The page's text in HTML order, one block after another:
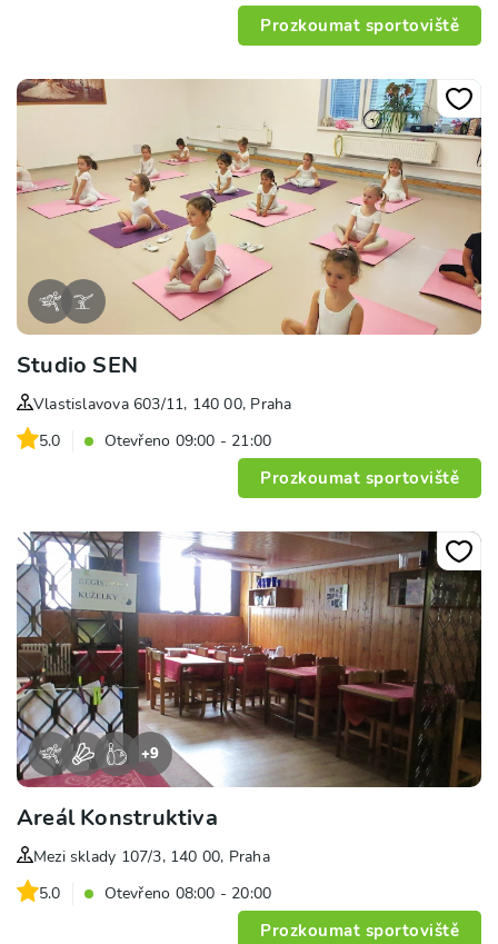
Prozkoumat sportoviště
Studio SEN
Vlastislavova 603/11, 140 00, Praha
5.0
Otevřeno 09:00 - 21:00
Prozkoumat sportoviště
+9
Areál Konstruktiva
Mezi sklady 107/3, 140 00, Praha
5.0
Otevřeno 08:00 - 20:00
Prozkoumat sportoviště